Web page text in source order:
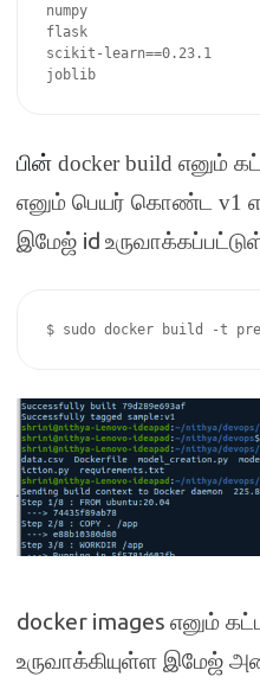
numpy
flask
scikit-learn==0.23.1
joblib
பின் docker build எனும்
எனும் பெயர் கொண்ட v1
இமேஜ் id
$ sudo docker build -t
docker images எனும்
உருவாக்கியுள்ள இமேஜ்